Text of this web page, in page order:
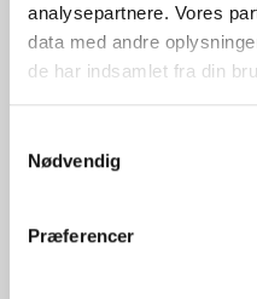
analysepartnere. Vores
data med andre
de har indsamlet fra din
Nødvendig
Præferencer
Har du lyst til at blive
LÆS MERE »